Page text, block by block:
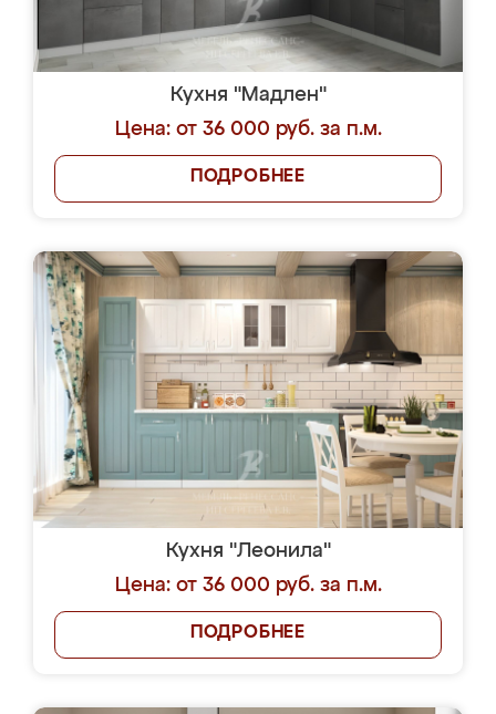
Кухня "Мадлен"
Цена: от 36 000 руб. за п.м.
ПОДРОБНЕЕ
Кухня "Леонила"
Цена: от 36 000 руб. за п.м.
ПОДРОБНЕЕ